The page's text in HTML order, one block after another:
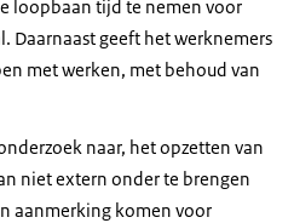
loopbaan tijd te nemen voor
Daarnaast geeft het werknemers
met werken, met behoud van
naar, het opzetten van
niet extern onder te brengen
aanmerking komen voor